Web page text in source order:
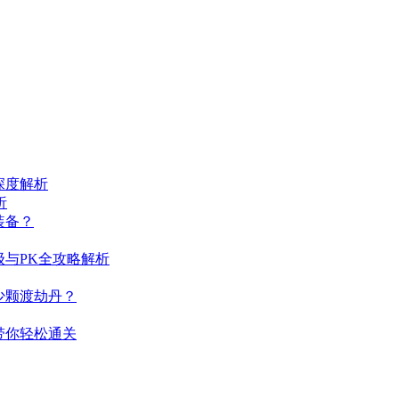
度解析
？
与PK全攻略解析
渡劫丹？
你轻松通关